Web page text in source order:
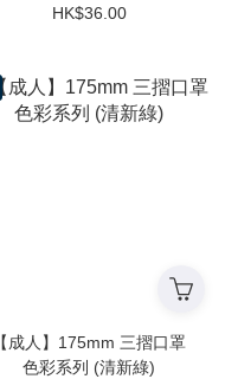
HK$36.00
【成人】175mm 三摺口罩
色彩系列 (清新綠)